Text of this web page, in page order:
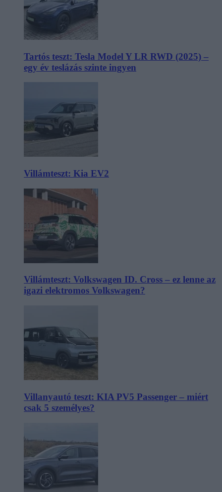
Tartós teszt: Tesla Model Y LR RWD (2025) –
egy év teslázás szinte ingyen
Villámteszt: Kia EV2
Villámteszt: Volkswagen ID. Cross – ez lenne az
igazi elektromos Volkswagen?
Villanyautó teszt: KIA PV5 Passenger – miért
csak 5 személyes?